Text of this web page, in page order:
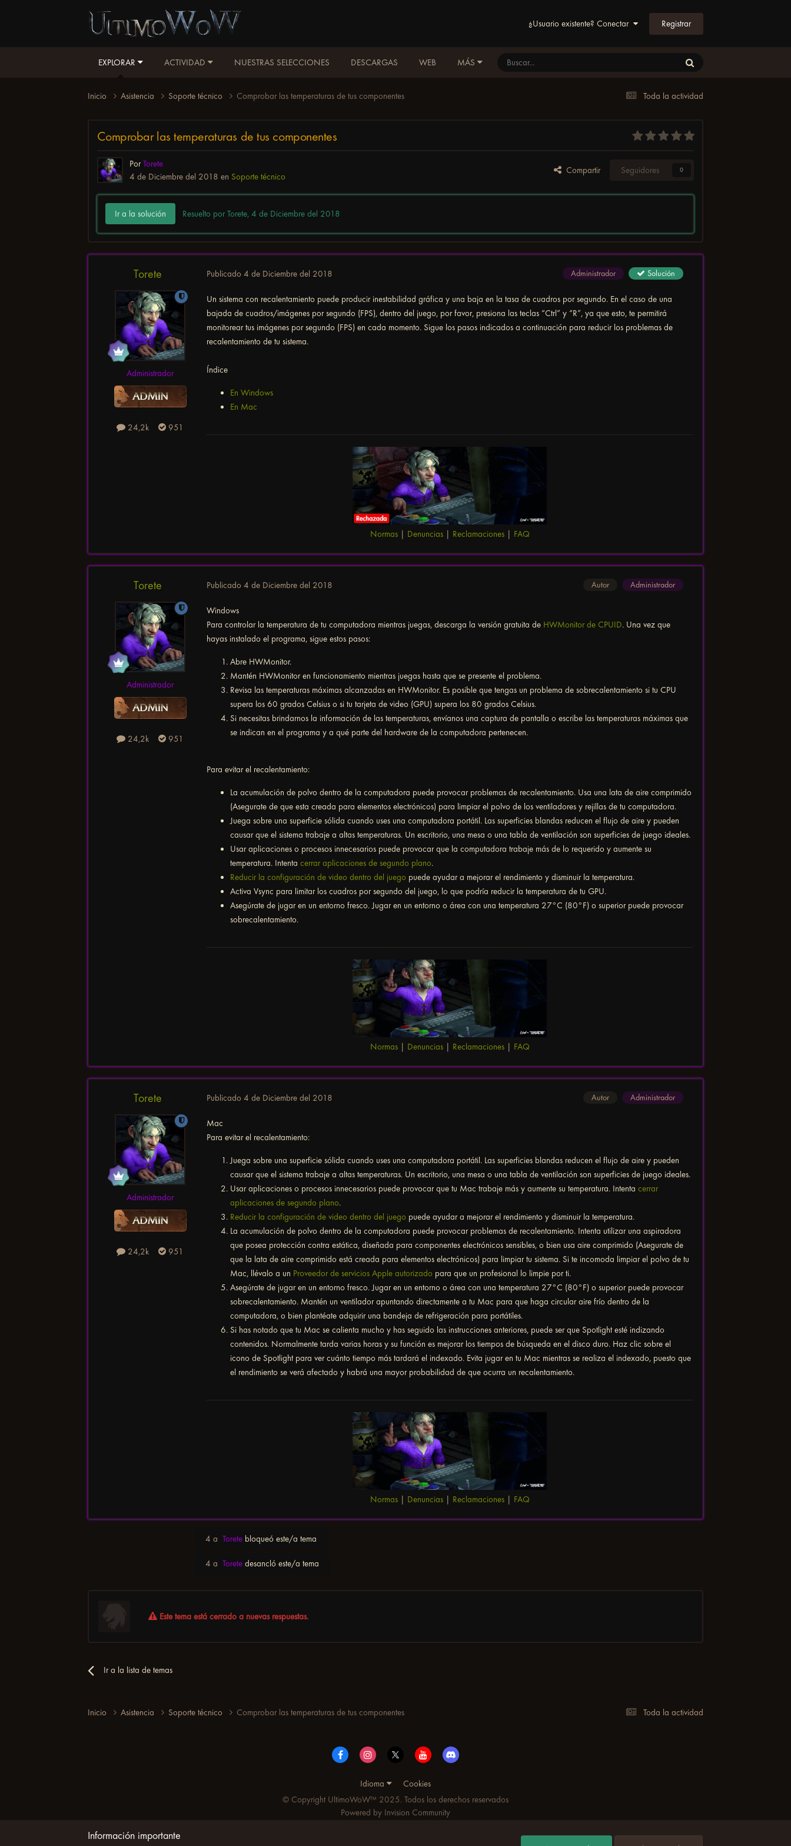
¿Usuario existente? Conectar Registrar
EXPLORAR ACTIVIDAD NUESTRAS SELECCIONES DESCARGAS WEB MÁS
Toda la actividad
Inicio Asistencia Soporte técnico Comprobar las temperaturas de tus componentes
Comprobar las temperaturas de tus componentes
PorTorete
4 de Diciembre del 2018 en Soporte técnico
Compartir Seguidores 0
Ir a la solución Resuelto por Torete,4 de Diciembre del 2018
Torete
Administrador
24,2k 951
Administrador Solución
Publicado4 de Diciembre del 2018
Un sistema con recalentamiento puede producir inestabilidad gráfica y una baja en la tasa de cuadros por segundo. En el caso de una
bajada de cuadros/imágenes por segundo (FPS), dentro del juego, por favor, presiona las teclas “Ctrl” y “R”, ya que esto, te permitirá
monitorear tus imágenes por segundo (FPS) en cada momento. Sigue los pasos indicados a continuación para reducir los problemas de
recalentamiento de tu sistema.
Índice
En Windows
En Mac
Normas| Denuncias| Reclamaciones| FAQ
Torete
Administrador
24,2k 951
Autor Administrador
Publicado4 de Diciembre del 2018
Windows
Para controlar la temperatura de tu computadora mientras juegas, descarga la versión gratuita de HWMonitor de CPUID. Una vez que
hayas instalado el programa, sigue estos pasos:
Abre HWMonitor.
Mantén HWMonitor en funcionamiento mientras juegas hasta que se presente el problema.
Revisa las temperaturas máximas alcanzadas en HWMonitor. Es posible que tengas un problema de sobrecalentamiento si tu CPU
supera los 60 grados Celsius o si tu tarjeta de video (GPU) supera los 80 grados Celsius.
Si necesitas brindarnos la información de las temperaturas, envíanos una captura de pantalla o escribe las temperaturas máximas que
se indican en el programa y a qué parte del hardware de la computadora pertenecen.
Para evitar el recalentamiento:
La acumulación de polvo dentro de la computadora puede provocar problemas de recalentamiento. Usa una lata de aire comprimido
(Asegurate de que esta creada para elementos electrónicos) para limpiar el polvo de los ventiladores y rejillas de tu computadora.
Juega sobre una superficie sólida cuando uses una computadora portátil. Las superficies blandas reducen el flujo de aire y pueden
causar que el sistema trabaje a altas temperaturas. Un escritorio, una mesa o una tabla de ventilación son superficies de juego ideales.
Usar aplicaciones o procesos innecesarios puede provocar que la computadora trabaje más de lo requerido y aumente su
temperatura. Intentacerrar aplicaciones de segundo plano.
Reducir la configuración de video dentro del juego puede ayudar a mejorar el rendimiento y disminuir la temperatura.
Activa Vsync para limitar los cuadros por segundo del juego, lo que podría reducir la temperatura de tu GPU.
Asegúrate de jugar en un entorno fresco. Jugar en un entorno o área con una temperatura 27°C (80°F) o superior puede provocar
sobrecalentamiento.
Normas| Denuncias| Reclamaciones| FAQ
Torete
Administrador
24,2k 951
Autor Administrador
Publicado4 de Diciembre del 2018
Mac
Para evitar el recalentamiento:
Juega sobre una superficie sólida cuando uses una computadora portátil. Las superficies blandas reducen el flujo de aire y pueden
causar que el sistema trabaje a altas temperaturas. Un escritorio, una mesa o una tabla de ventilación son superficies de juego ideales.
Usar aplicaciones o procesos innecesarios puede provocar que tu Mac trabaje más y aumente su temperatura. Intentacerrar
aplicaciones de segundo plano.
Reducir la configuración de video dentro del juego puede ayudar a mejorar el rendimiento y disminuir la temperatura.
La acumulación de polvo dentro de la computadora puede provocar problemas de recalentamiento. Intenta utilizar una aspiradora
que posea protección contra estática, diseñada para componentes electrónicos sensibles, o bien usa aire comprimido (Asegurate de
que la lata de aire comprimido está creada para elementos electrónicos) para limpiar tu sistema. Si te incomoda limpiar el polvo de tu
Mac, llévalo a un Proveedor de servicios Apple autorizado para que un profesional lo limpie por ti.
Asegúrate de jugar en un entorno fresco. Jugar en un entorno o área con una temperatura 27°C (80°F) o superior puede provocar
sobrecalentamiento. Mantén un ventilador apuntando directamente a tu Mac para que haga circular aire frío dentro de la
computadora, o bien plantéate adquirir una bandeja de refrigeración para portátiles.
Si has notado que tu Mac se calienta mucho y has seguido las instrucciones anteriores, puede ser que Spotlight esté indizando
contenidos. Normalmente tarda varias horas y su función es mejorar los tiempos de búsqueda en el disco duro. Haz clic sobre el
icono de Spotlight para ver cuánto tiempo más tardará el indexado. Evita jugar en tu Mac mientras se realiza el indexado, puesto que
el rendimiento se verá afectado y habrá una mayor probabilidad de que ocurra un recalentamiento.
Normas| Denuncias| Reclamaciones| FAQ
4 a Torete bloqueó este/a tema
4 a Torete desancló este/a tema
Este tema está cerrado a nuevas respuestas.
Ir a la lista de temas
Toda la actividad
Inicio Asistencia Soporte técnico Comprobar las temperaturas de tus componentes
Idioma
Cookies
© Copyright UltimoWoW™ 2025. Todos los derechos reservados
Powered by Invision Community
Información importante